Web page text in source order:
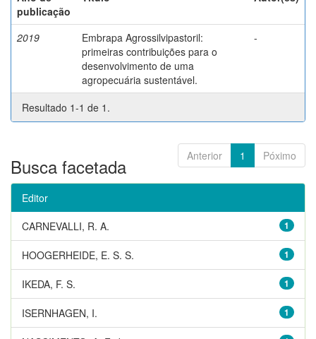
publicação
2019
Embrapa Agrossilvipastoril:
primeiras contribuições para o
desenvolvimento de uma
agropecuária sustentável.
-
Resultado 1-1 de 1.
Anterior 1 Póximo
Busca facetada
Editor
1
CARNEVALLI, R. A.
1
HOOGERHEIDE, E. S. S.
1
IKEDA, F. S.
1
ISERNHAGEN, I.